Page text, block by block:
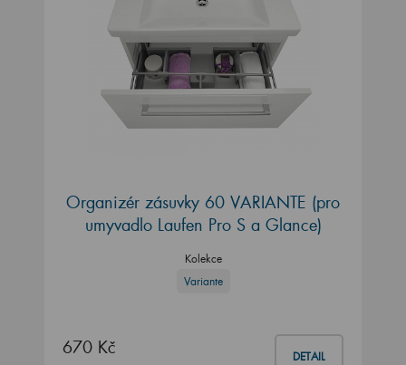
Organizér zásuvky 60 VARIANTE (pro
umyvadlo Laufen Pro S a Glance)
Kolekce
Variante
670 Kč DETAIL